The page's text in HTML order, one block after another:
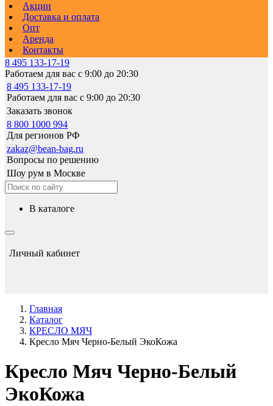
Акции
Доставка и оплата
Опт
Аренда
Контакты
8 495 133-17-19
Работаем для вас с 9:00 до 20:30
8 495 133-17-19
Работаем для вас с 9:00 до 20:30
Заказать звонок
8 800 1000 994
Для регионов РФ
zakaz@bean-bag.ru
Вопросы по решению
Шоу рум в Москве
в каталоге
Личный кабинет
Главная
Каталог
КРЕСЛО МЯЧ
Кресло Мяч Черно-Белый ЭкоКожа
Кресло Мяч Черно-Белый
ЭкоКожа